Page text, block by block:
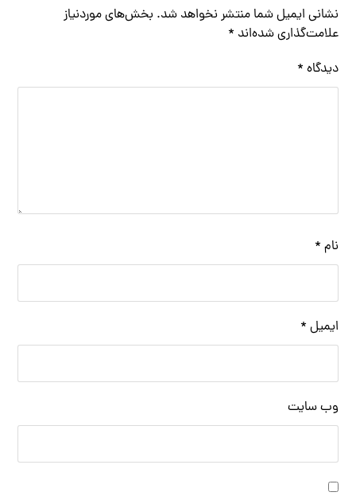
نشانی ایمیل شما منتشر نخواهد شد. بخش‌های موردنیاز
علامت‌گذاری شده‌اند *
دیدگاه *
نام *
ایمیل *
وب‌ سایت